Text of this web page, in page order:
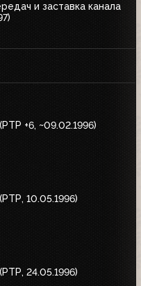
и заставка канала
+6, ~09.02.1996)
10.05.1996)
24.05.1996)